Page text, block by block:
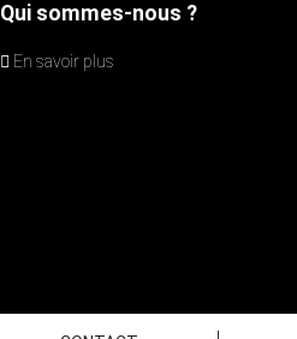
Qui sommes-nous ?
En savoir plus